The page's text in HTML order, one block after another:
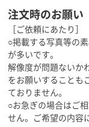
サービスの信
て、
ブランディング
・会社・店舗等
・ポスティング
チラシ
・営業用カタロ
・サービスDM
・名刺・封筒・
注文時のお願い
［ご依頼にあたり］
○掲載する写真等の
が多いです。
解像度が問題ないか
をお願いすることも
ておりません。
○お急ぎの場合はご
せん。ご希望の内容